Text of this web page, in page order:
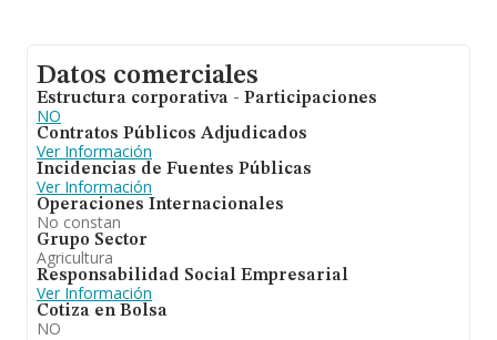
Datos comerciales
Estructura corporativa - Participaciones
NO
Contratos Públicos Adjudicados
Ver Información
Incidencias de Fuentes Públicas
Ver Información
Operaciones Internacionales
No constan
Grupo Sector
Agricultura
Responsabilidad Social Empresarial
Ver Información
Cotiza en Bolsa
NO